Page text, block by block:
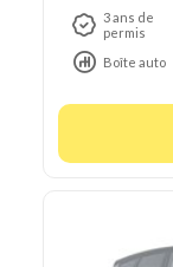
3 ans de
permis
Boîte auto